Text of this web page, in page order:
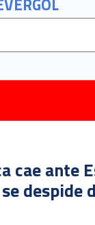
cae ante
despide